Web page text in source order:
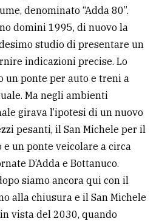
denominato “Adda 80”.
domini 1995, di nuovo la
studio di presentare un
indicazioni precise. Lo
un ponte per auto e treni a
Ma negli ambienti
girava l’ipotesi di un nuovo
pesanti, il San Michele per il
un ponte veicolare a circa
D’Adda e Bottanuco.
siamo ancora qui con il
alla chiusura e il San Michele
vista del 2030, quando